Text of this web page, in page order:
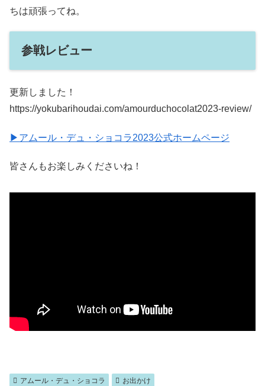
ちは頑張ってね。
参戦レビュー
更新しました！
https://yokubarihoudai.com/amourduchocolat2023-review/
▶アムール・デュ・ショコラ2023公式ホームページ
皆さんもお楽しみくださいね！
アムール・デュ・ショコラ お出かけ